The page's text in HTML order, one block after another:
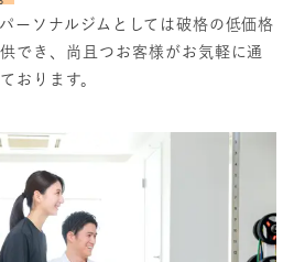
ーソナルジムとしては破格の低価格
でき、尚且つお客様がお気軽に通
おります。